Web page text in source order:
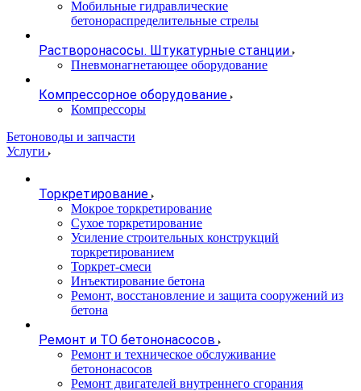
Мобильные гидравлические
бетонораспределительные стрелы
Растворонасосы. Штукатурные станции
Пневмонагнетающее оборудование
Компрессорное оборудование
Компрессоры
Бетоноводы и запчасти
Услуги
Торкретирование
Мокрое торкретирование
Сухое торкретирование
Усиление строительных конструкций
торкретированием
Торкрет-смеси
Инъектирование бетона
Ремонт, восстановление и защита сооружений из
бетона
Ремонт и ТО бетононасосов
Ремонт и техническое обслуживание
бетононасосов
Ремонт двигателей внутреннего сгорания